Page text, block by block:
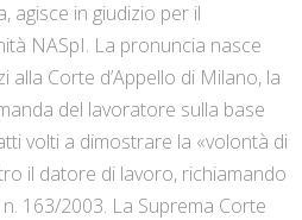
agisce in giudizio per il
NASpI. La pronuncia nasce
alla Corte d’Appello di Milano, la
del lavoratore sulla base
volti a dimostrare la «volontà di
il datore di lavoro, richiamando
163/2003. La Suprema Corte